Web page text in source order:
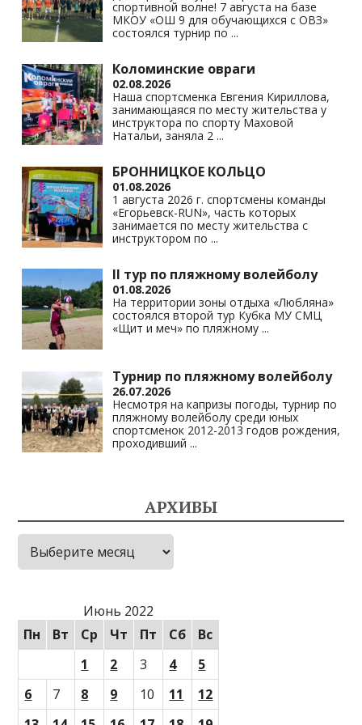
ki
спортивной волне! 7 августа на базе
МКОУ «ОШ 9 для обучающихся с ОВЗ»
состоялся турнир по ...
Коломинские овраги
02.08.2026
Наша спортсменка Евгения Кириллова,
занимающаяся по месту жительства у
инструктора по спорту Маховой
Натальи, заняла 2 ...
БРОННИЦКОЕ КОЛЬЦО
01.08.2026
1 августа 2026 г. спортсмены команды
«Егорьевск-RUN», часть которых
занимается по месту жительства с
инструктором по ...
II тур по пляжному волейболу
01.08.2026
На территории зоны отдыха «Любляна»
состоялся второй тур Кубка МУ СМЦ
«Щит и меч» по пляжному ...
Турнир по пляжному волейболу
26.07.2026
Несмотря на капризы погоды, турнир по
пляжному волейболу среди юных
спортсменок 2012-2013 годов рождения,
проходивший ...
АРХИВЫ
Архивы
Июнь 2022
Пн
Вт Ср Чт Пт Сб
Вс
1
2 3 4
5
6
7 8 9 10 11
12